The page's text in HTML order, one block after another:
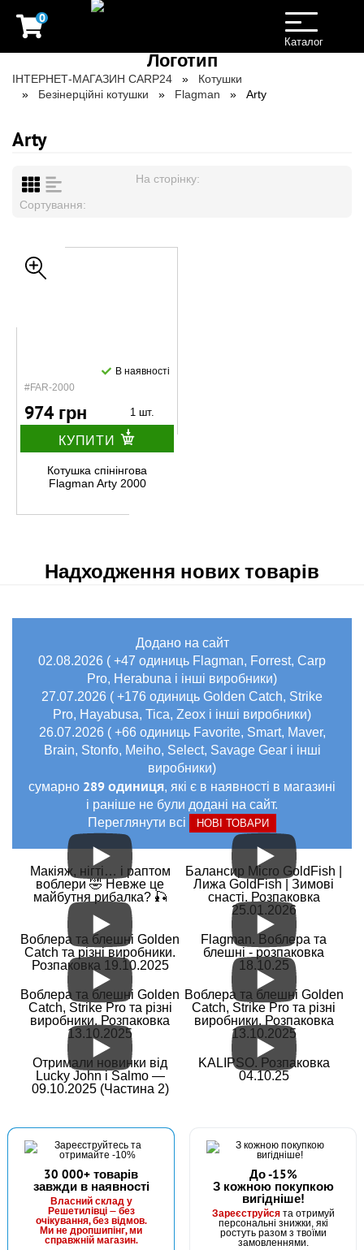
0
Toggle
navigation
Каталог
ІНТЕРНЕТ-МАГАЗИН CARP24
Котушки
Безінерційні котушки
Flagman Arty
Arty
На сторінку:
Сортування:
#FAR-2000
В наявності
974 грн 1 шт.
КУПИТИ
Котушка спінінгова
Flagman Arty 2000
Надходження нових товарів
Додано на сайт
02.08.2026 ( +47 одиниць Flagman, Forrest, Carp
Pro, Herabuna і інші виробники)
27.07.2026 ( +176 одиниць Golden Catch, Strike
Pro, Hayabusa, Tica, Zeox і інші виробники)
26.07.2026 ( +66 одиниць Favorite, Smart, Maver,
Brain, Stonfo, Meiho, Select, Savage Gear і інші
виробники)
сумарно 289 одиниця, які є в наявності в магазині
і раніше не були додані на сайт.
Переглянути всі
НОВІ ТОВАРИ
Макіяж, нігті… і раптом
воблери 🤣 Невже це
майбутня рибалка? 🎣
Балансир Micro GoldFish |
Лижа GoldFish | Зимові
снасті. Розпаковка
25.01.2026
Воблера та блешні Golden
Catch та різні виробники.
Розпаковка 19.10.2025
Flagman. Воблера та
блешні - розпаковка
18.10.25
Воблера та блешні Golden
Catch, Strike Pro та різні
виробники. Розпаковка
13.10.2025
Воблера та блешні Golden
Catch, Strike Pro та різні
виробники. Розпаковка
13.10.2025
Отримали новинки від
Lucky John і Salmo —
09.10.2025 (Частина 2)
KALIPSO. Розпаковка
04.10.25
30 000+ товарів
завжди в наявності
Власний склад у
Решетилівці — без
очікування, без відмов.
Ми не дропшипінг, ми
справжній магазин.
До -15%
З кожною покупкою
вигідніше!
Зареєструйсята отримуй
персональні знижки, які
ростуть разом з твоїми
замовленнями.